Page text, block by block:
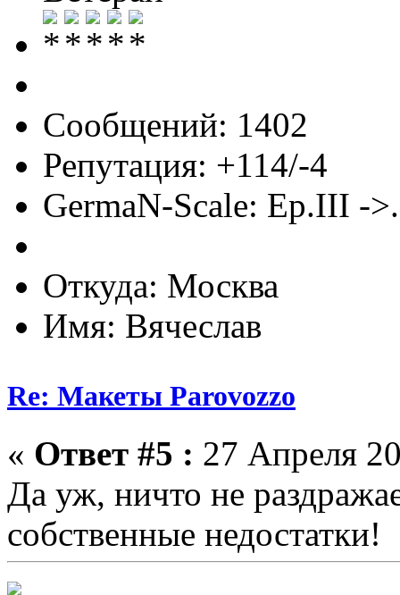
Сообщений: 1402
Репутация: +114/-4
GermaN-Scale: Ep.III -
Откуда: Москва
Имя: Вячеслав
Re: Макеты Parovozzo
« Ответ #5 : 27 Апреля
Да уж, ничто не
собственные недостатки!